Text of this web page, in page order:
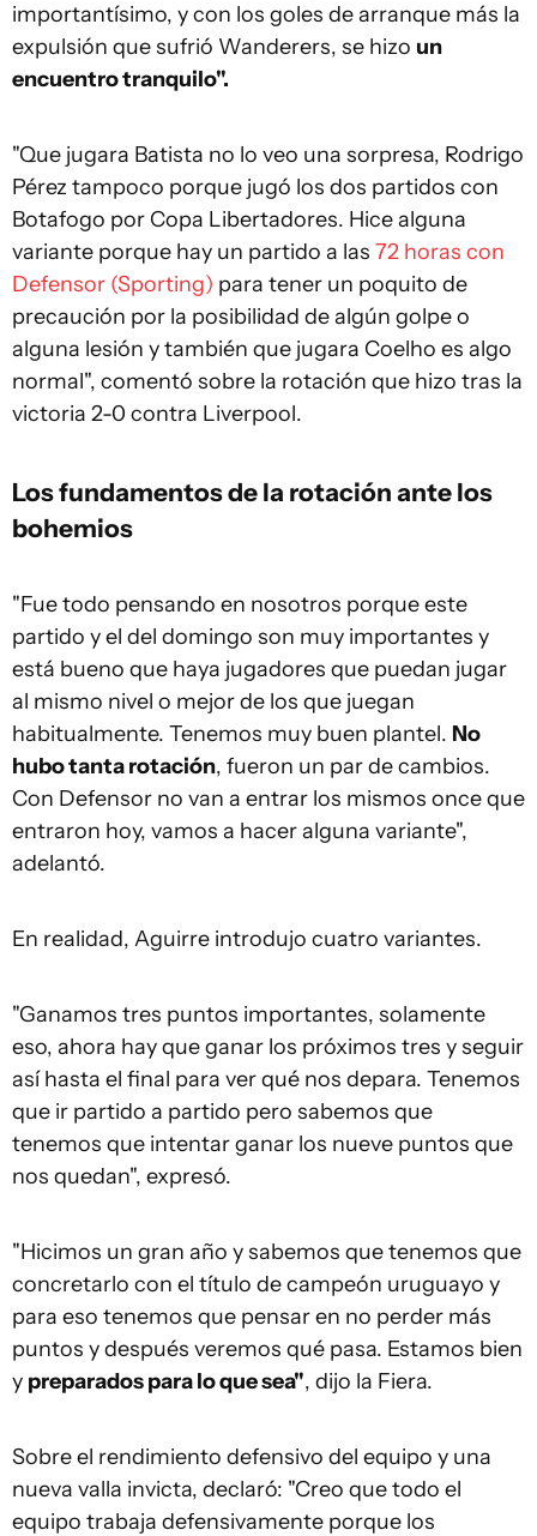
importantísimo, y con los goles de arranque más la
expulsión que sufrió Wanderers, se hizo un
encuentro tranquilo".
"Que jugara Batista no lo veo una sorpresa, Rodrigo
Pérez tampoco porque jugó los dos partidos con
Botafogo por Copa Libertadores. Hice alguna
variante porque hay un partido a las 72 horas con
Defensor (Sporting) para tener un poquito de
precaución por la posibilidad de algún golpe o
alguna lesión y también que jugara Coelho es algo
normal", comentó sobre la rotación que hizo tras la
victoria 2-0 contra Liverpool.
Los fundamentos de la rotación ante los
bohemios
"Fue todo pensando en nosotros porque este
partido y el del domingo son muy importantes y
está bueno que haya jugadores que puedan jugar
al mismo nivel o mejor de los que juegan
habitualmente. Tenemos muy buen plantel. No
hubo tanta rotación, fueron un par de cambios.
Con Defensor no van a entrar los mismos once que
entraron hoy, vamos a hacer alguna variante",
adelantó.
En realidad, Aguirre introdujo cuatro variantes.
"Ganamos tres puntos importantes, solamente
eso, ahora hay que ganar los próximos tres y seguir
así hasta el final para ver qué nos depara. Tenemos
que ir partido a partido pero sabemos que
tenemos que intentar ganar los nueve puntos que
nos quedan", expresó.
"Hicimos un gran año y sabemos que tenemos que
concretarlo con el título de campeón uruguayo y
para eso tenemos que pensar en no perder más
puntos y después veremos qué pasa. Estamos bien
y preparados para lo que sea", dijo la Fiera.
Sobre el rendimiento defensivo del equipo y una
nueva valla invicta, declaró: "Creo que todo el
equipo trabaja defensivamente porque los